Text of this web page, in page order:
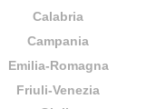
Calabria
Campania
Emilia-Romagna
Friuli-Venezia